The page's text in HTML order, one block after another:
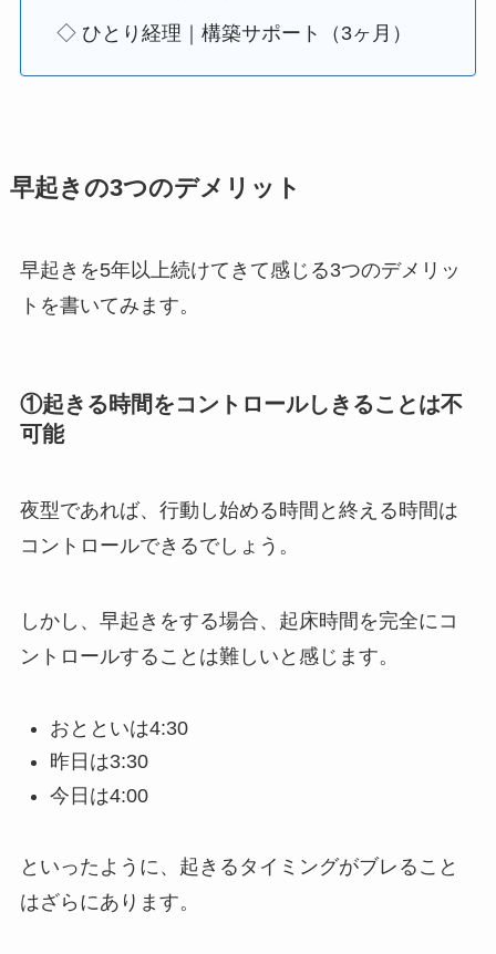
◇ ひとり経理｜構築サポート（3ヶ月）
早起きの3つのデメリット
早起きを5年以上続けてきて感じる3つのデメリッ
トを書いてみます。
①起きる時間をコントロールしきることは不
可能
夜型であれば、行動し始める時間と終える時間は
コントロールできるでしょう。
しかし、早起きをする場合、起床時間を完全にコ
ントロールすることは難しいと感じます。
おとといは4:30
昨日は3:30
今日は4:00
といったように、起きるタイミングがブレること
はざらにあります。